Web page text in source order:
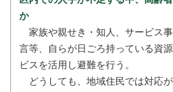
か
家族や親せき・知人、サービス
言等、自らが日ごろ持っている資
ビスを活用し避難を行う。
どうしても、地域住民では対応